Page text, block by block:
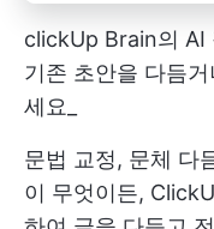
clickUp Brain의 AI
기존 초안을 다듬
세요_
문법 교정, 문체 다
이 무엇이든,